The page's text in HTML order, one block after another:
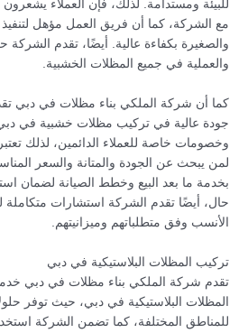
للبيئة ومستدامة. لذلك، فإن العملاء يشعرون
مع الشركة، كما أن فريق العمل مؤهل لتنفيذ
والصغيرة بكفاءة عالية. أيضًا، تقدم الشركة
والعملية في جميع المظلات الخشبية.
كما أن شركة الملكي بناء مظلات في دبي
جودة عالية في تركيب مظلات خشبية في
وخصومات خاصة للعملاء الدائمين، لذلك
لمن يبحث عن الجودة والمتانة والسعر
بخدمة ما بعد البيع وخطط الصيانة لضمان
حال، أيضًا تقدم الشركة استشارات متكاملة
الأنسب وفق متطلباتهم وميزانيتهم.
تركيب المظلات البلاستيكية في دبي
تقدم شركة الملكي بناء مظلات في دبي
المظلات البلاستيكية في دبي، حيث توفر
للمناطق المختلفة، كما تضمن الشركة